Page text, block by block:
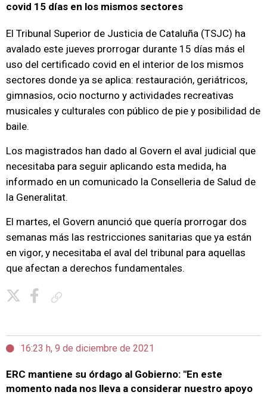
covid 15 días en los mismos sectores
El Tribunal Superior de Justicia de Cataluña (TSJC) ha
avalado este jueves prorrogar durante 15 días más el
uso del certificado covid en el interior de los mismos
sectores donde ya se aplica: restauración, geriátricos,
gimnasios, ocio nocturno y actividades recreativas
musicales y culturales con público de pie y posibilidad de
baile.
Los magistrados han dado al Govern el aval judicial que
necesitaba para seguir aplicando esta medida, ha
informado en un comunicado la Conselleria de Salud de
la Generalitat.
El martes, el Govern anunció que quería prorrogar dos
semanas más las restricciones sanitarias que ya están
en vigor, y necesitaba el aval del tribunal para aquellas
que afectan a derechos fundamentales.
16:23 h, 9 de diciembre de 2021
ERC mantiene su órdago al Gobierno: "En este
momento nada nos lleva a considerar nuestro apoyo